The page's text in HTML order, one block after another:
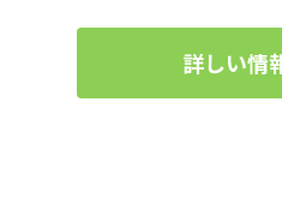
詳しい情